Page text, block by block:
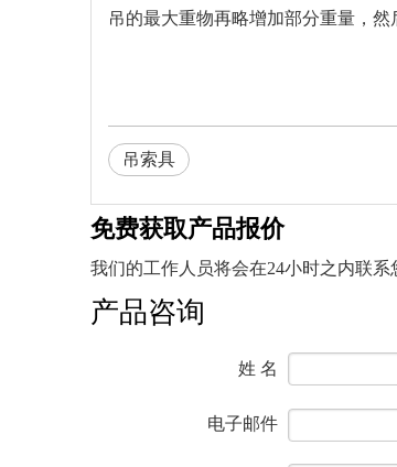
吊的最大重物再略增加部分重量，
吊索具
免费获取产品报价
我们的工作人员将会在24小时之内联系
产品咨询
姓 名
电子邮件